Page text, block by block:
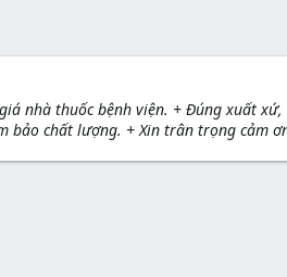
nhà thuốc bệnh viện. + Đúng xuất
bảo chất lượng. + Xin trân trọng cảm